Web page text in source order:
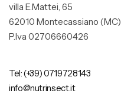
villa E.Mattei, 65
62010 Montecassiano (MC)
P.Iva 02706660426
Tel: (+39) 0719728143
info@nutrinsect.it